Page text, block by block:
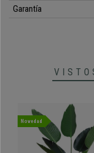
Garantía
Novedad